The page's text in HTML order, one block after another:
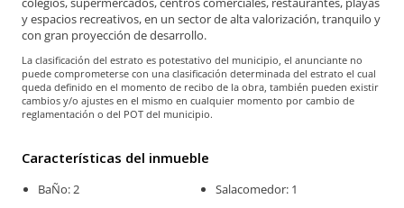
y espacios recreativos, en un sector de alta valorización, tranquilo y
con gran proyección de desarrollo.
La clasificación del estrato es potestativo del municipio, el anunciante no
puede comprometerse con una clasificación determinada del estrato el cual
queda definido en el momento de recibo de la obra, también pueden existir
cambios y/o ajustes en el mismo en cualquier momento por cambio de
reglamentación o del POT del municipio.
Características del inmueble
BaÑo: 2
Salacomedor: 1